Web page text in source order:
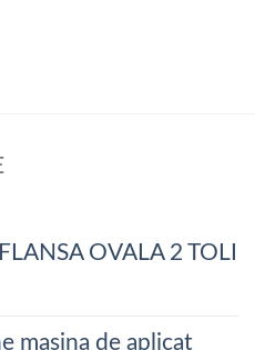
OVALA 2 TOLI
masina de aplicat